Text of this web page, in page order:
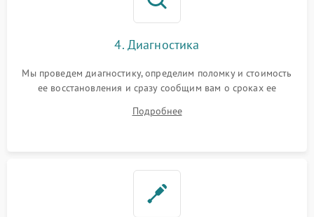
4. Диагностика
Мы проведем диагностику, определим поломку и стоимость
ее восстановления и сразу сообщим вам о сроках ее
Подробнее